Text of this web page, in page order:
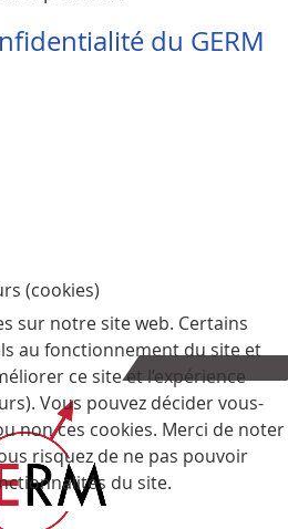
du GERM
sur notre site web. Certains
au fonctionnement du site et
ce site et l’expérience
Vous pouvez décider vous-
non ces cookies. Merci de noter
risquez de ne pas pouvoir
du site.